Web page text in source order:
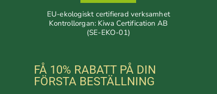
EU-ekologiskt certifierad verksamhet
Kontrollorgan: Kiwa Certification AB
(SE-EKO-01)
FÅ 10% RABATT PÅ DIN
FÖRSTA BESTÄLLNING